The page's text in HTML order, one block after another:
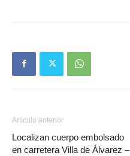
Artículo anterior
Localizan cuerpo embolsado
en carretera Villa de Álvarez –